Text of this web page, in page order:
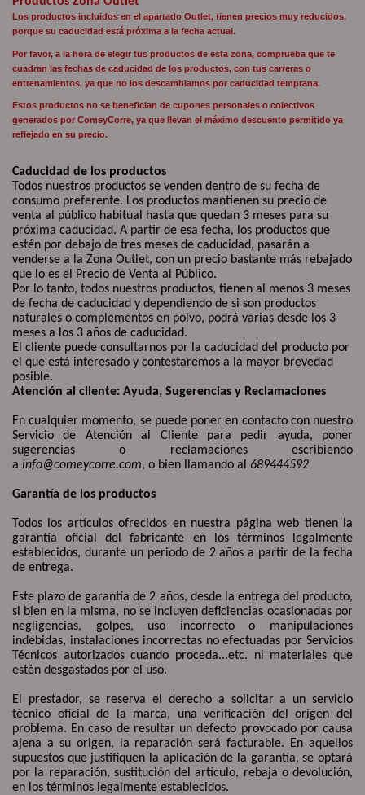
Los productos incluidos en el apartado Outlet, tienen precios muy reducidos,
porque su caducidad está próxima a la fecha actual.
Por favor, a la hora de elegir tus productos de esta zona, comprueba que te
cuadran las fechas de caducidad de los productos, con tus carreras o
entrenamientos, ya que no los descambiamos por caducidad temprana.
Estos productos no se benefician de cupones personales o colectivos
generados por ComeyCorre, ya que llevan el máximo descuento permitido ya
reflejado en su precio.
Caducidad de los productos
Todos nuestros productos se venden dentro de su fecha de
consumo preferente. Los productos mantienen su precio de
venta al público habitual hasta que quedan 3 meses para su
próxima caducidad. A partir de esa fecha, los productos que
estén por debajo de tres meses de caducidad, pasarán a
venderse a la Zona Outlet, con un precio bastante más rebajado
que lo es el Precio de Venta al Público.
Por lo tanto, todos nuestros productos, tienen al menos 3 meses
de fecha de caducidad y dependiendo de si son productos
naturales o complementos en polvo, podrá varias desde los 3
meses a los 3 años de caducidad.
El cliente puede consultarnos por la caducidad del producto por
el que está interesado y contestaremos a la mayor brevedad
posible.
Atención al cliente: Ayuda, Sugerencias y Reclamaciones
En cualquier momento, se puede poner en contacto con nuestro
Servicio de Atención al Cliente para pedir ayuda, poner
sugerencias o reclamaciones escribiendo
a info@comeycorre.com, o bien llamando al 689444592
Garantía de los productos
Todos los artículos ofrecidos en nuestra página web tienen la
garantía oficial del fabricante en los términos legalmente
establecidos, durante un periodo de 2 años a partir de la fecha
de entrega.
Este plazo de garantía de 2 años, desde la entrega del producto,
si bien en la misma, no se incluyen deficiencias ocasionadas por
negligencias, golpes, uso incorrecto o manipulaciones
indebidas, instalaciones incorrectas no efectuadas por Servicios
Técnicos autorizados cuando proceda...etc. ni materiales que
estén desgastados por el uso.
El prestador, se reserva el derecho a solicitar a un servicio
técnico oficial de la marca, una verificación del origen del
problema. En caso de resultar un defecto provocado por causa
ajena a su origen, la reparación será facturable. En aquellos
supuestos que justifiquen la aplicación de la garantía, se optará
por la reparación, sustitución del artículo, rebaja o devolución,
en los términos legalmente establecidos.